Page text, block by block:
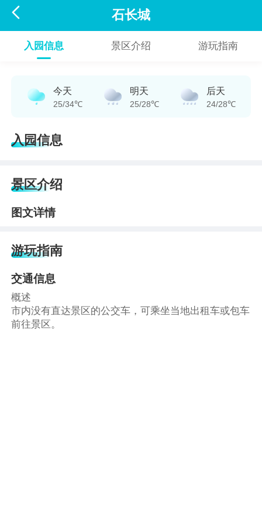
 石长城
入园信息 景区介绍 游玩指南
今天
25/34℃
明天
25/28℃
后天
24/28℃
入园信息
景区介绍
图文详情
游玩指南
交通信息
概述
市内没有直达景区的公交车，可乘坐当地出租车或包车
前往景区。